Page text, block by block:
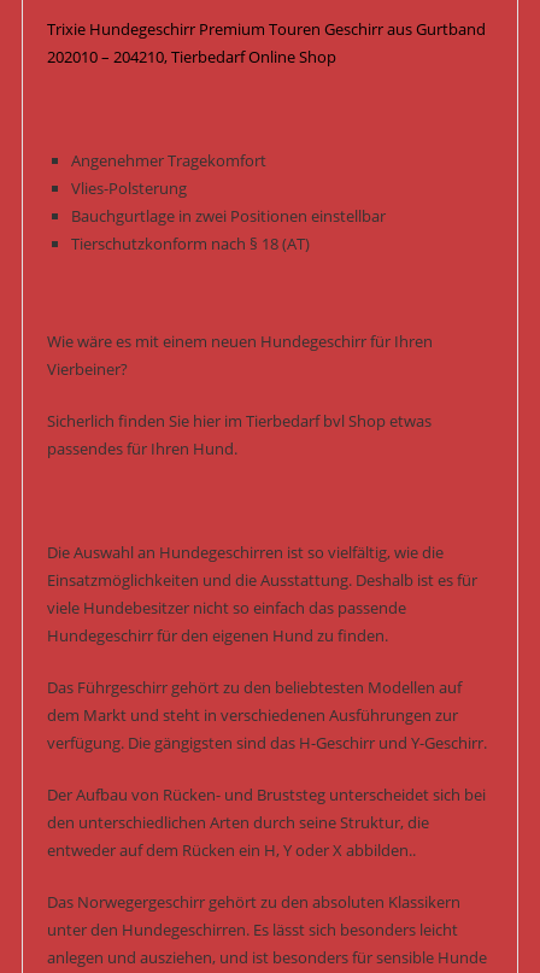
Trixie Hundegeschirr Premium Touren Geschirr aus Gurtband
202010 – 204210, Tierbedarf Online Shop
Angenehmer Tragekomfort
Vlies-Polsterung
Bauchgurtlage in zwei Positionen einstellbar
Tierschutzkonform nach § 18 (AT)
Wie wäre es mit einem neuen Hundegeschirr für Ihren
Vierbeiner?
Sicherlich finden Sie hier im Tierbedarf bvl Shop etwas
passendes für Ihren Hund.
Die Auswahl an Hundegeschirren ist so vielfältig, wie die
Einsatzmöglichkeiten und die Ausstattung. Deshalb ist es für
viele Hundebesitzer nicht so einfach das passende
Hundegeschirr für den eigenen Hund zu finden.
Das Führgeschirr gehört zu den beliebtesten Modellen auf
dem Markt und steht in verschiedenen Ausführungen zur
verfügung. Die gängigsten sind das H-Geschirr und Y-Geschirr.
Der Aufbau von Rücken- und Bruststeg unterscheidet sich bei
den unterschiedlichen Arten durch seine Struktur, die
entweder auf dem Rücken ein H, Y oder X abbilden..
Das Norwegergeschirr gehört zu den absoluten Klassikern
unter den Hundegeschirren. Es lässt sich besonders leicht
anlegen und ausziehen, und ist besonders für sensible Hunde